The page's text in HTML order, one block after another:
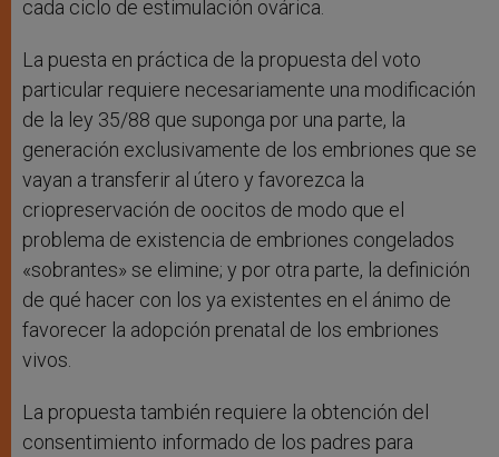
cada ciclo de estimulación ovárica.
La puesta en práctica de la propuesta del voto
particular requiere necesariamente una modificación
de la ley 35/88 que suponga por una parte, la
generación exclusivamente de los embriones que se
vayan a transferir al útero y favorezca la
criopreservación de oocitos de modo que el
problema de existencia de embriones congelados
«sobrantes» se elimine; y por otra parte, la definición
de qué hacer con los ya existentes en el ánimo de
favorecer la adopción prenatal de los embriones
vivos.
La propuesta también requiere la obtención del
consentimiento informado de los padres para